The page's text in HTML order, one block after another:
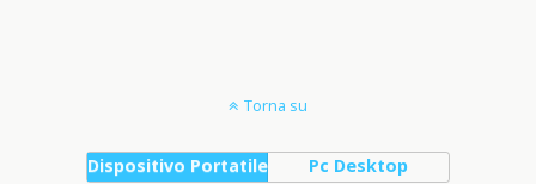
Torna su
Dispositivo Portatile Pc Desktop